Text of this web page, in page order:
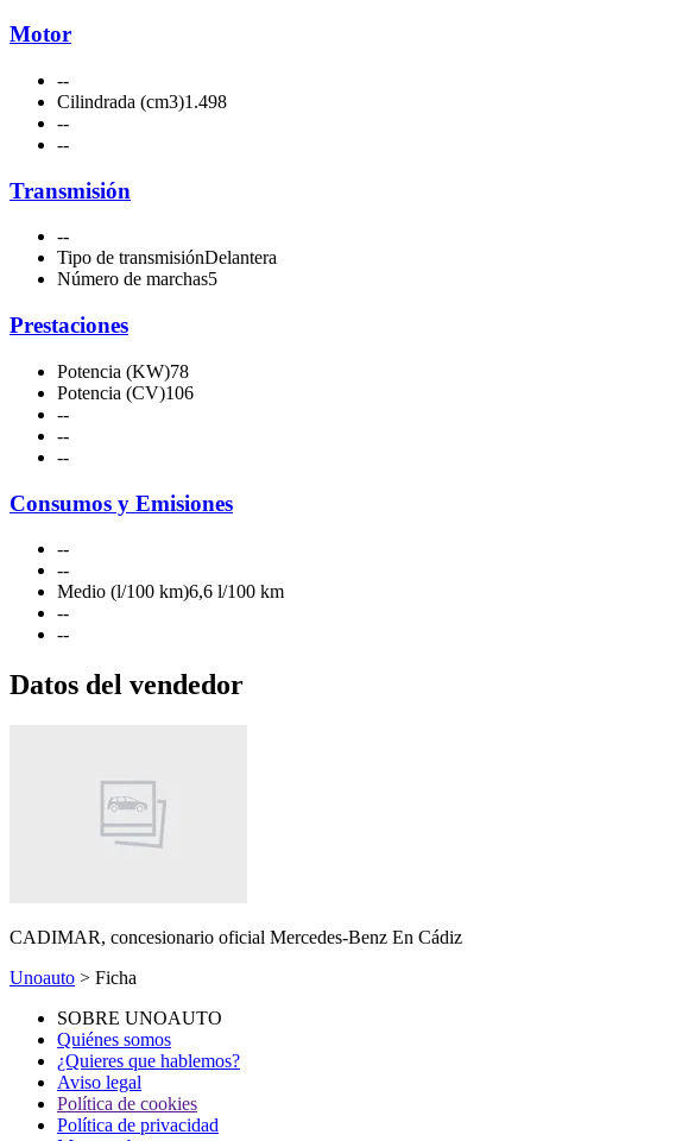
Motor
--
Cilindrada (cm3)1.498
--
--
Transmisión
--
Tipo de transmisiónDelantera
Número de marchas5
Prestaciones
Potencia (KW)78
Potencia (CV)106
--
--
--
Consumos y Emisiones
--
--
Medio (l/100 km)6,6 l/100 km
--
--
Datos del vendedor
CADIMAR, concesionario oficial Mercedes-Benz En Cádiz
Unoauto > Ficha
SOBRE UNOAUTO
Quiénes somos
¿Quieres que hablemos?
Aviso legal
Política de cookies
Política de privacidad